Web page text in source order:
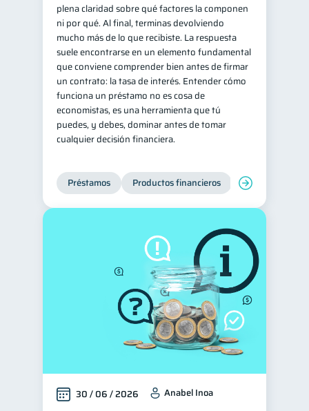
Entidad financiera 8
Préstamos Ahorro 8
Consejos 6
Tarjeta de crédito
Historial crediticio 6
Ciberseguridad
Servicios 4
Superintendencia de Bancos 4
Criptomonedas 2
Cuenta Inactiva
Finanzas Personales 1
Finanzas en Pareja 1
Educación Financiera 1
plena claridad sobre qué factores la componen
ni por qué. Al final, terminas devolviendo
mucho más de lo que recibiste. La respuesta
suele encontrarse en un elemento fundamental
que conviene comprender bien antes de firmar
un contrato: la tasa de interés. Entender cómo
funciona un préstamo no es cosa de
economistas, es una herramienta que tú
puedes, y debes, dominar antes de tomar
cualquier decisión financiera.
Préstamos Productos financieros Manejo de
30 / 06 / 2026 Anabel Inoa